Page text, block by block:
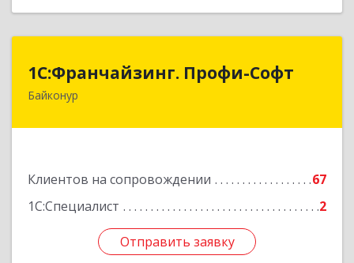
1С:Франчайзинг. Профи-Софт
Байконур
Клиентов на сопровождении
67
1С:Специалист
2
Отправить заявку
1С:Франчайзинг. Профи-Софт
468320, Байконур г, Ленина ул, дом № 10,
Отправить заявку